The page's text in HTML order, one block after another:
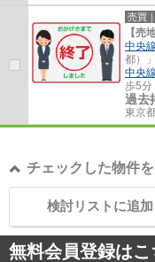
売買
【売
中央線
都）
中央線
歩5分
過去
東京
チェックした物件
検討リストに追加
無料会員登録はこ